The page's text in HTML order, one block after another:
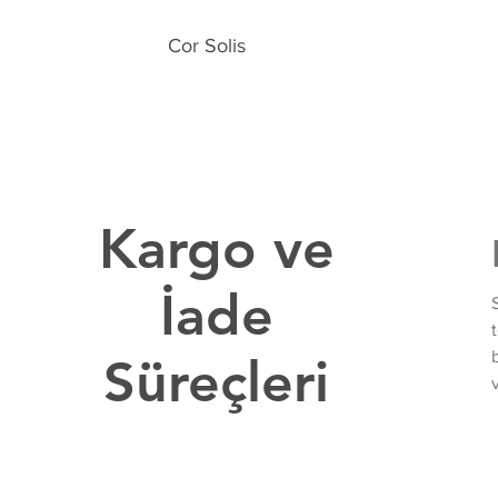
Cor Solis
Kargo ve
İade
Süreçleri